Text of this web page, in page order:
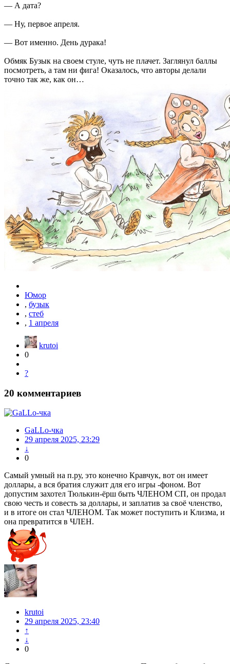
— А дата?
— Ну, первое апреля.
— Вот именно. День дурака!
Обмяк Бузык на своем стуле, чуть не плачет. Заглянул баллы
посмотреть, а там ни фига! Оказалось, что авторы делали
точно так же, как он…
Юмор
, бузык
, стеб
, 1 апреля
krutoi
0
?
20 комментариев
GaLLo-чка
29 апреля 2025, 23:29
↓
0
Самый умный на п.ру, это конечно Кравчук, вот он имеет
доллары, а вся братия служит для его игры -фоном. Вот
допустим захотел Тюлькин-ёрш быть ЧЛЕНОМ СП, он продал
свою честь и совесть за доллары, и заплатив за своё членство,
и в итоге он стал ЧЛЕНОМ. Так может поступить и Клизма, и
она превратится в ЧЛЕН.
krutoi
29 апреля 2025, 23:40
↑
↓
0